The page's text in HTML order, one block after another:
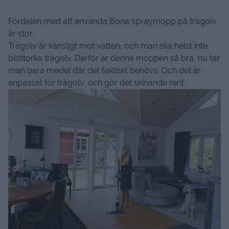
Fördelen med att använda Bona spraymopp på trägolv
är stor.
Trägolv är känsligt mot vatten, och man ska helst inte
blöttorka trägolv. Därför är denna moppen så bra, nu tar
man bara medel där det faktiskt behövs. Och det är
anpassat för trägolv, och gör det skinande rent.